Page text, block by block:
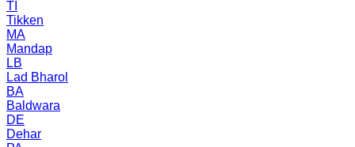
TI
Tikken
MA
Mandap
LB
Lad Bharol
BA
Baldwara
DE
Dehar